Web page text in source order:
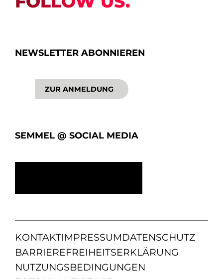
NEWSLETTER ABONNIEREN
ZUR ANMELDUNG
SEMMEL @ SOCIAL MEDIA
KONTAKTIMPRESSUMDATENSCHUTZ
BARRIEREFREIHEITSERKLÄRUNG
NUTZUNGSBEDINGUNGEN